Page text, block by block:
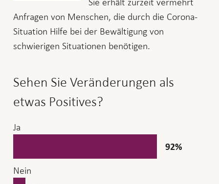
Anfragen von Menschen, die durch die Corona-
Situation Hilfe bei der Bewältigung von
schwierigen Situationen benötigen.
Sehen Sie Veränderungen als
etwas Positives?
Ja
92%
Nein